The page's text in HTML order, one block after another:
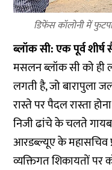
डिफेंस कॉलोनी में
ब्लॉक सी: एक पूर्व
मसलन ब्लॉक सी को ही
लगती है, जो बारापुला
रास्ते पर पैदल रास्ता
निजी ढांचे के चलते गायब
आरडब्ल्यूए के महासचिव
व्यक्तिगत शिकायतों पर